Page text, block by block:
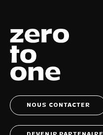
NOUS CONTACTER